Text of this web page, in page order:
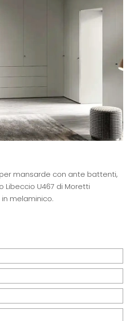
mansarde con ante battenti,
Libeccio U467 di Moretti
melaminico.